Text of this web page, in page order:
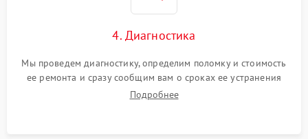
4. Диагностика
Мы проведем диагностику, определим поломку и стоимость
ее ремонта и сразу сообщим вам о сроках ее устранения
Подробнее